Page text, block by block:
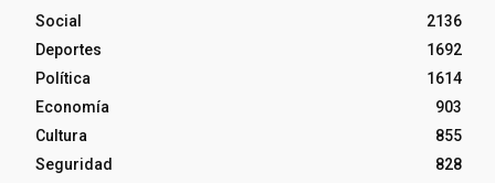
Social
2136
Deportes
1692
Política
1614
Economía
903
Cultura
855
Seguridad
828